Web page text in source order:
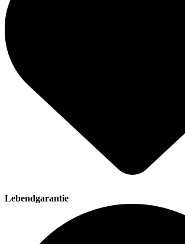
Lebendgarantie